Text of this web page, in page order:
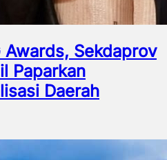
Awards, Sekdaprov
Paparkan
Daerah